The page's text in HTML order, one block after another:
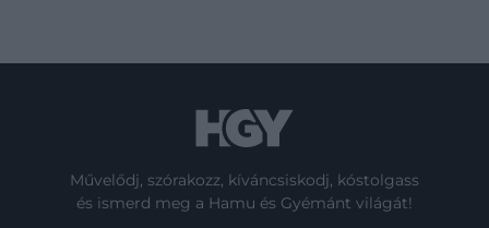
Művelődj, szórakozz, kíváncsiskodj, kóstolgass
és ismerd meg a Hamu és Gyémánt világát!